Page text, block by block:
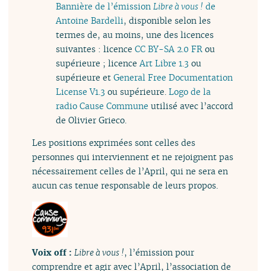
Bannière de l’émissionLibre à vous ! de
Antoine Bardelli, disponible selon les
termes de, au moins, une des licences
suivantes : licenceCC BY-SA 2.0 FR ou
supérieure ; licenceArt Libre 1.3 ou
supérieure etGeneral Free Documentation
License V1.3 ou supérieure.Logo de la
radio Cause Commune utilisé avec l’accord
de Olivier Grieco.
Les positions exprimées sont celles des
personnes qui interviennent et ne rejoignent pas
nécessairement celles de l’April, qui ne sera en
aucun cas tenue responsable de leurs propos.
Voix off :Libre à vous !, l’émission pour
comprendre et agir avec l’April, l’association de